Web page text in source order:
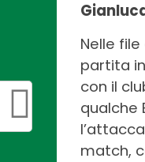
Nelle
partita
con il
qualche
match,